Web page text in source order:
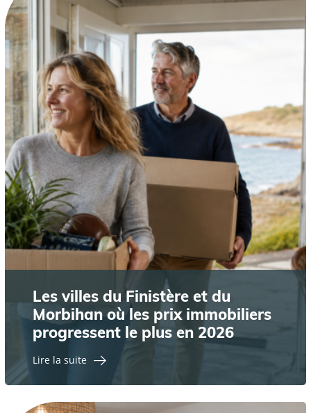
Les villes du Finistère et du
Morbihan où les prix immobiliers
progressent le plus en 2026
Lire la suite